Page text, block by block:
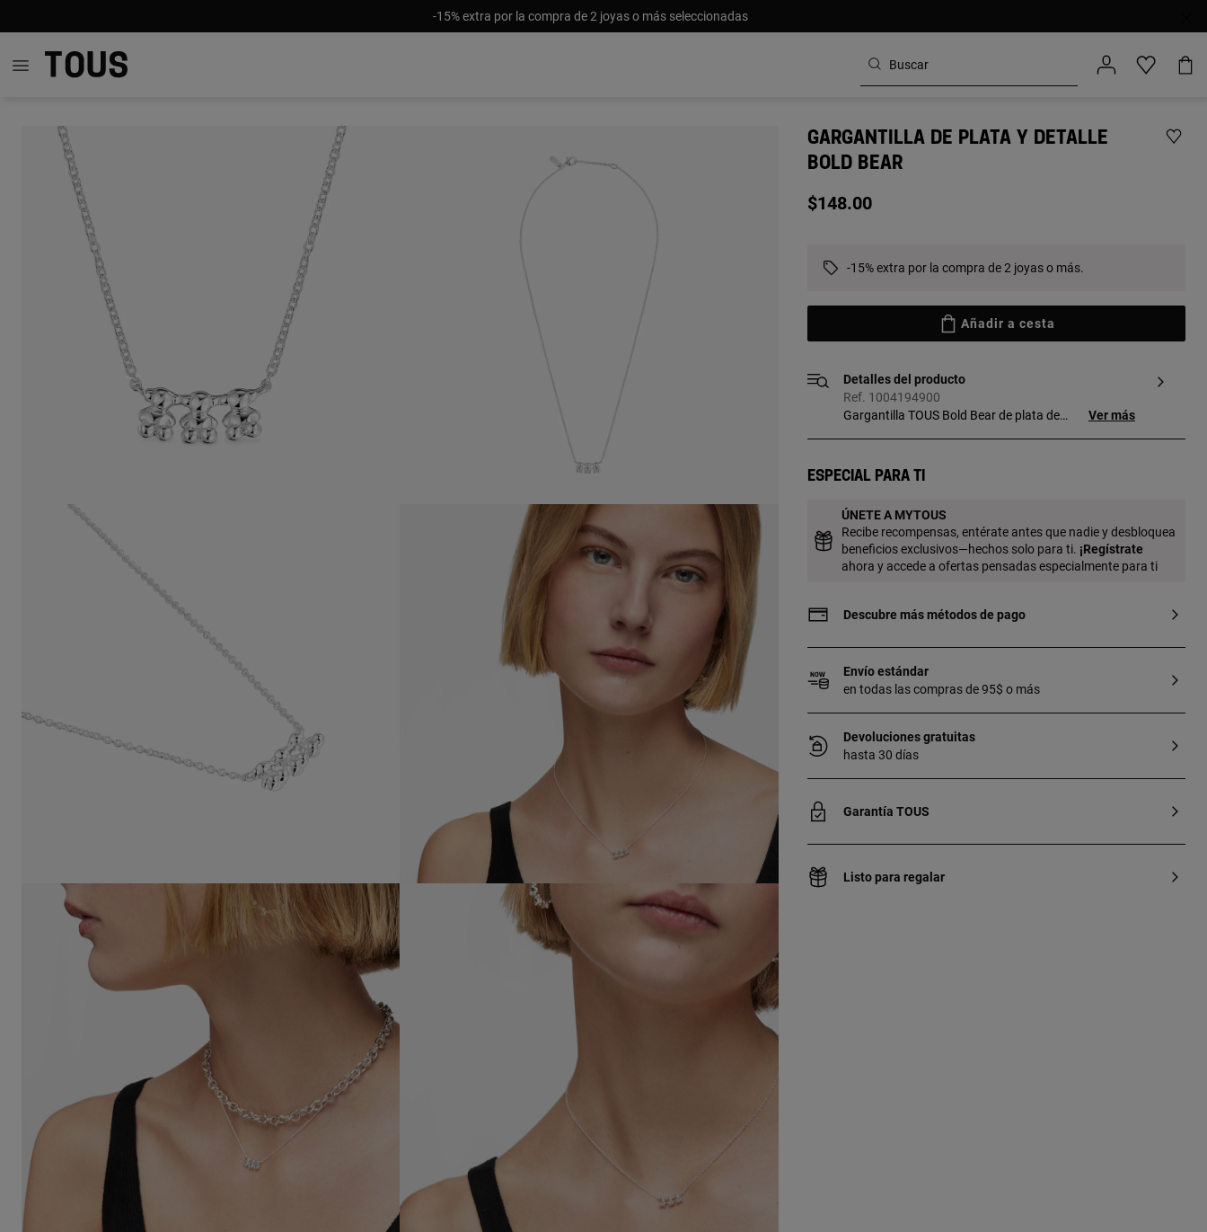
-15% extra por la compra de 2 joyas o más seleccionadas
GARGANTILLA DE PLATA Y DETALLE
BOLD BEAR
$148.00
-15% extra por la compra de 2 joyas o más.
Añadir a cesta
Detalles del producto
Ref. 1004194900
Gargantilla TOUS Bold Bear de plata de
Cierre mosquetón.
Ver más
Especial para ti
ÚNETE A MYTOUS
Recibe recompensas, entérate antes que nadie y desbloquea
beneficios exclusivos—hechos solo para ti. ¡Regístrate
ahora y accede a ofertas pensadas especialmente para ti
Descubre más métodos de pago
Envío estándar
en todas las compras de 95$ o más
Devoluciones gratuitas
hasta 30 días
Garantía TOUS
Listo para regalar